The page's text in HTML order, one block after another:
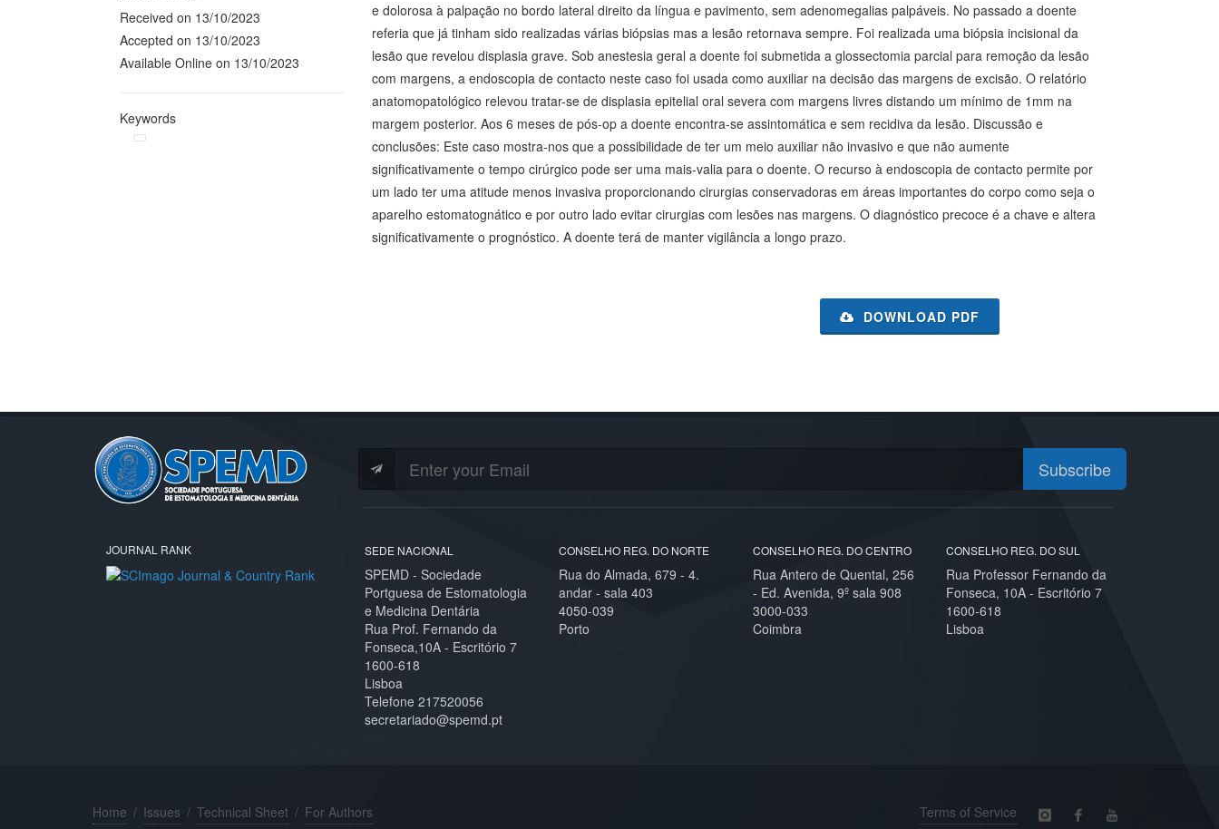
Received on 13/10/2023
Accepted on 13/10/2023
Available Online on 13/10/2023
Keywords
e dolorosa à palpação no bordo lateral direito da língua e pavimento, sem adenomegalias palpáveis. No passado a doente
referia que já tinham sido realizadas várias biópsias mas a lesão retornava sempre. Foi realizada uma biópsia incisional da
lesão que revelou displasia grave. Sob anestesia geral a doente foi submetida a glossectomia parcial para remoção da lesão
com margens, a endoscopia de contacto neste caso foi usada como auxiliar na decisão das margens de excisão. O relatório
anatomopatológico relevou tratar-se de displasia epitelial oral severa com margens livres distando um mínimo de 1mm na
margem posterior. Aos 6 meses de pós-op a doente encontra-se assintomática e sem recidiva da lesão. Discussão e
conclusões: Este caso mostra-nos que a possibilidade de ter um meio auxiliar não invasivo e que não aumente
significativamente o tempo cirúrgico pode ser uma mais-valia para o doente. O recurso à endoscopia de contacto permite por
um lado ter uma atitude menos invasiva proporcionando cirurgias conservadoras em áreas importantes do corpo como seja o
aparelho estomatognático e por outro lado evitar cirurgias com lesões nas margens. O diagnóstico precoce é a chave e altera
significativamente o prognóstico. A doente terá de manter vigilância a longo prazo.
DOWNLOAD PDF
Subscribe
JOURNAL RANK SEDE NACIONAL
SPEMD - Sociedade
Portguesa de Estomatologia
e Medicina Dentária
Rua Prof. Fernando da
Fonseca,10A - Escritório 7
1600-618
Lisboa
Telefone 217520056
secretariado@spemd.pt
CONSELHO REG. DO NORTE
Rua do Almada, 679 - 4.
andar - sala 403
4050-039
Porto
CONSELHO REG. DO CENTRO
Rua Antero de Quental, 256
- Ed. Avenida, 9º sala 908
3000-033
Coimbra
CONSELHO REG. DO SUL
Rua Professor Fernando da
Fonseca, 10A - Escritório 7
1600-618
Lisboa
Home / Issues / Technical Sheet / For Authors
Terms of Service